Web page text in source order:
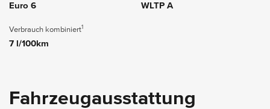
Euro 6 WLTP A
Verbrauch kombiniert1
7 l/100km
Fahrzeugausstattung